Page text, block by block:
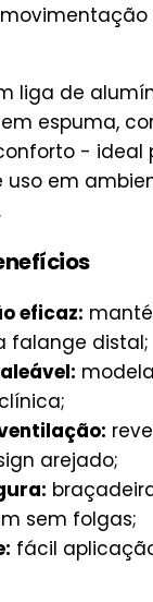
liga de
espuma,
- ideal
em
eficaz:
falange distal;
arejado;
sem folgas;
fácil